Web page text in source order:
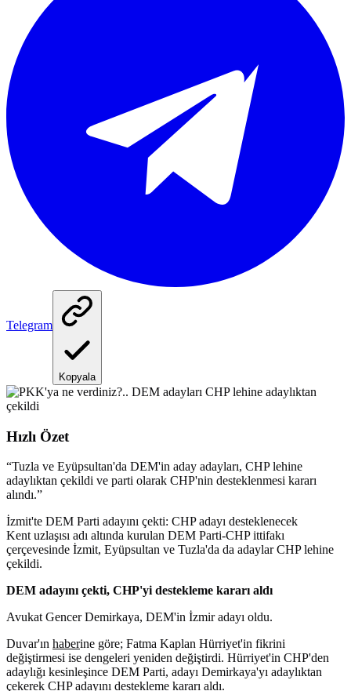
Telegram
Kopyala
Hızlı Özet
“Tuzla ve Eyüpsultan'da DEM'in aday adayları, CHP lehine
adaylıktan çekildi ve parti olarak CHP'nin desteklenmesi kararı
alındı.”
İzmit'te DEM Parti adayını çekti: CHP adayı desteklenecek
Kent uzlaşısı adı altında kurulan DEM Parti-CHP ittifakı
çerçevesinde İzmit, Eyüpsultan ve Tuzla'da da adaylar CHP lehine
çekildi.
DEM adayını çekti, CHP'yi destekleme kararı aldı
Avukat Gencer Demirkaya, DEM'in İzmir adayı oldu.
Duvar'ın haberine göre; Fatma Kaplan Hürriyet'in fikrini
değiştirmesi ise dengeleri yeniden değiştirdi. Hürriyet'in CHP'den
adaylığı kesinleşince DEM Parti, adayı Demirkaya'yı adaylıktan
çekerek CHP adayını destekleme kararı aldı.